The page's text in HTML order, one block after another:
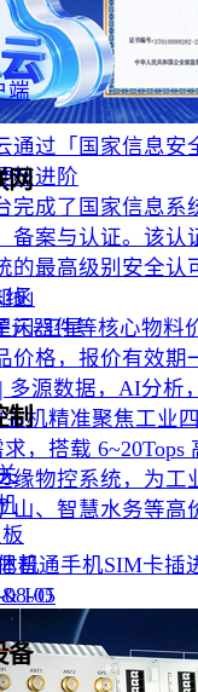
端
网
线
闪/卫星
制
机
I/O
备
通过「国家信息安
核进阶
完成了国家信息系
备案与认证。该认
的最高级别安全认
函
元器件等核心物料
价格，报价有效期
多源数据，AI分析
机精准聚焦工业
，搭载 6~20Tops
缘物控系统，为工
山、智慧水务等高
普通手机SIM卡插
05